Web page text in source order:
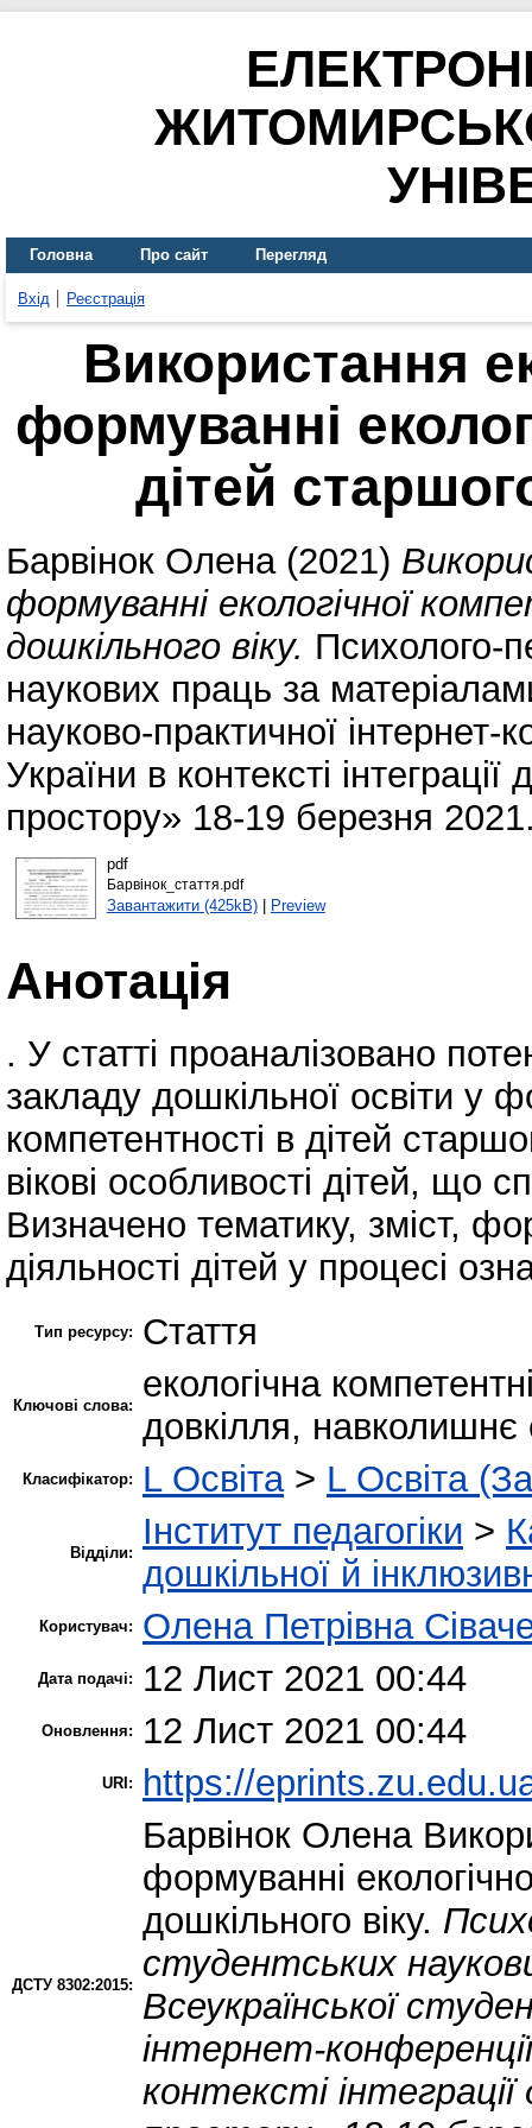
Головна Про сайт Перегляд
Вхід Реєстрація
Використання
формуванні
дітей
Барвінок Олена(2021)
формуванні екологічної
дошкільного віку. Психолого-
наукових праць за
науково-практичної інтернет-
України в контексті
простору» 18-19 березня
pdf
Барвінок_стаття.pdf
Завантажити (425kB)| Preview
Анотація
. У статті проаналізовано
закладу дошкільної освіти у
компетентності в дітей
вікові особливості дітей, що
Визначено тематику, зміст,
діяльності дітей у процесі
Тип ресурсу: Стаття
Ключові слова:
екологічна
довкілля,
Класифікатор: L Освіта> L Освіта
Відділи:
Інститут педагогіки >
дошкільної й
Користувач: Олена Петрівна
Дата подачі: 12 Лист 2021 00:44
Оновлення: 12 Лист 2021 00:44
URI: https://
ДСТУ 8302:2015:
Барвінок Олена
формуванні
дошкільного віку.
студентських
Всеукраїнської
інтернет-
контексті